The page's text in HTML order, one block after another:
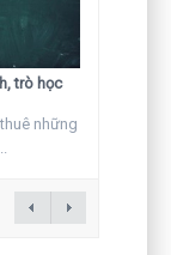
trò học
những